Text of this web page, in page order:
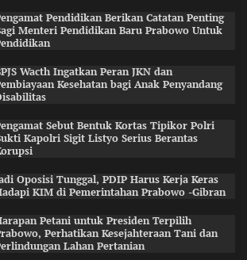
Pendidikan Berikan Catatan Penting
Menteri Pendidikan Baru Prabowo Untuk
Wacth Ingatkan Peran JKN dan
Kesehatan bagi Anak Penyandang
Sebut Bentuk Kortas Tipikor Polri
Kapolri Sigit Listyo Serius Berantas
Oposisi Tunggal, PDIP Harus Kerja Keras
KIM di Pemerintahan Prabowo -Gibran
Petani untuk Presiden Terpilih
Perhatikan Kesejahteraan Tani dan
Lahan Pertanian